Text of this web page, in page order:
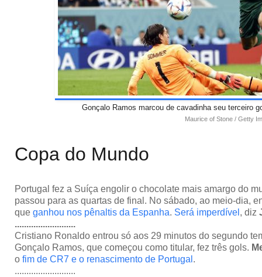
Gonçalo Ramos marcou de cavadinha seu terceiro
Maurice of Stone / Getty
Copa do Mundo
Portugal fez a Suíça engolir o chocolate mais amargo do
passou para as quartas de final. No sábado, ao meio-dia,
que ganhou nos pênaltis da Espanha. Será imperdível , diz
..........................
Cristiano Ronaldo entrou só aos 29 minutos do segundo
Gonçalo Ramos, que começou como titular, fez três gols.
o fim de CR7 e o renascimento de Portugal .
..........................